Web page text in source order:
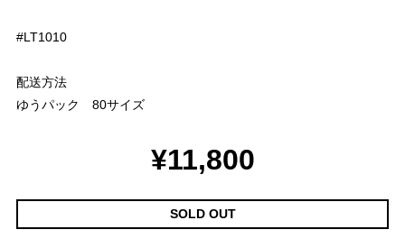
#LT1010
配送方法
ゆうパック 80サイズ
¥11,800
SOLD OUT